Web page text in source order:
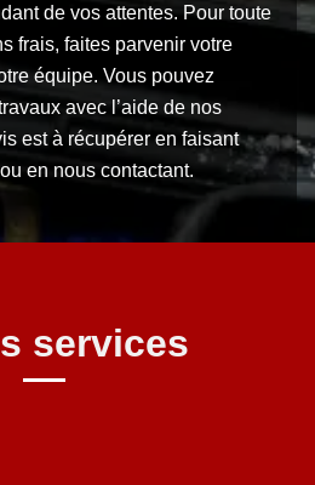
de vos attentes. Pour toute
frais, faites parvenir votre
équipe. Vous pouvez
avec l’aide de nos
est à récupérer en faisant
en nous contactant.
services